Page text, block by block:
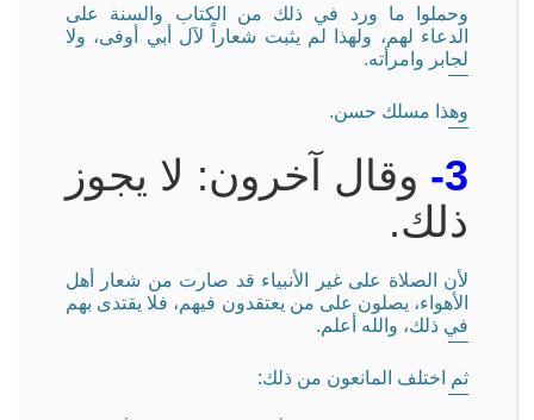
وحملوا ما ورد في ذلك من الكتاب والسنة على
الدعاء لهم، ولهذا لم يثبت شعاراً لآل أبي أوفى، ولا
لجابر وامرأته.
وهذا مسلك حسن.
3-
وقال آخرون: لا يجوز
ذلك.
لأن الصلاة على غير الأنبياء قد صارت من شعار أهل
الأهواء، يصلون على من يعتقدون فيهم، فلا يقتدى بهم
في ذلك، والله أعلم.
ثم اختلف المانعون من ذلك: